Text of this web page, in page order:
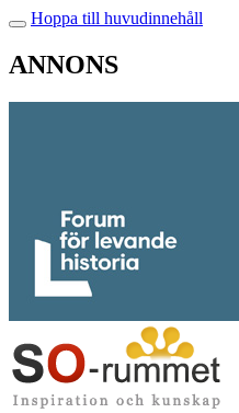
Hoppa till huvudinnehåll
ANNONS